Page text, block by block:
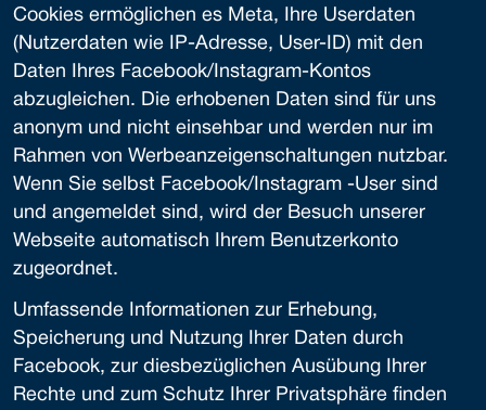
Cookies ermöglichen es Meta, Ihre Userdaten
(Nutzerdaten wie IP-Adresse, User-ID) mit den
Daten Ihres Facebook/Instagram-Kontos
abzugleichen. Die erhobenen Daten sind für uns
anonym und nicht einsehbar und werden nur im
Rahmen von Werbeanzeigenschaltungen nutzbar.
Wenn Sie selbst Facebook/Instagram -User sind
und angemeldet sind, wird der Besuch unserer
Webseite automatisch Ihrem Benutzerkonto
zugeordnet.
Umfassende Informationen zur Erhebung,
Speicherung und Nutzung Ihrer Daten durch
Facebook, zur diesbezüglichen Ausübung Ihrer
Rechte und zum Schutz Ihrer Privatsphäre finden